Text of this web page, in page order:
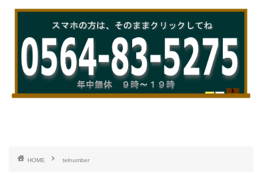
HOME telnumber